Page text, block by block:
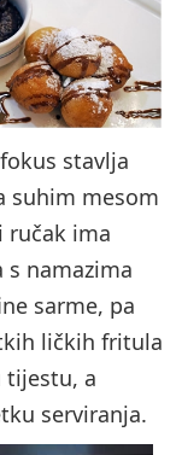
stavlja
suhim mesom
ručak ima
namazima
sarme, pa
ličkih fritula
tijestu, a
serviranja.